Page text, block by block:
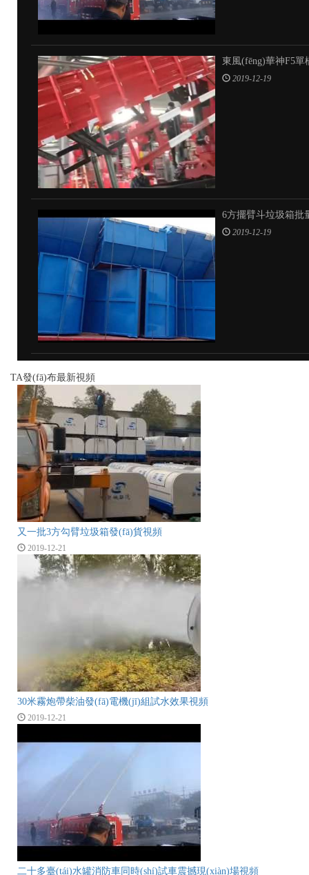
東風(fēng)華神F5
2019-12-19
6方擺臂斗垃圾箱批
2019-12-19
TA發(fā)布最新視頻
又一批3方勾臂垃圾箱發(fā)貨視頻
2019-12-21
30米霧炮帶柴油發(fā)電機(jī)組試水效果視頻
2019-12-21
二十多臺(tái)水罐消防車同時(shí)試車震撼現(xiàn)場視頻